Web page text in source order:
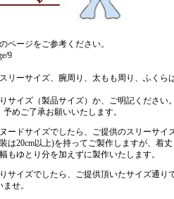
ページをご参考ください。
9
リーサイズ、腕周り、太もも周り、ふくら
サイズ（製品サイズ）か、ご明記ください
めご了承お願いいたします。
ドサイズでしたら、ご提供のスリーサイ
は20cm以上)を持ってご製作しますが、着
もゆとり分を加えずに製作いたします。
サイズでしたら、ご提供頂いたサイズ通
せ。